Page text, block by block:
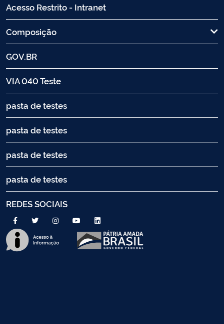
Acesso Restrito - Intranet
Composição
GOV.BR
VIA 040 Teste
pasta de testes
pasta de testes
pasta de testes
pasta de testes
REDES SOCIAIS